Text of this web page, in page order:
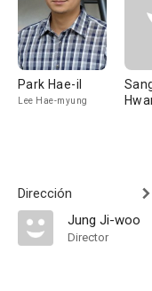
Park Hae-il
Lee Hae-myung
Dirección
Jung Ji-woo
Director